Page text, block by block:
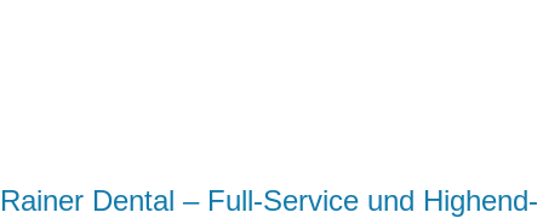
Rainer Dental – Full-Service und Highend-